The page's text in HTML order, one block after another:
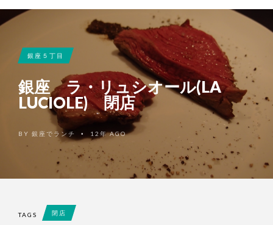
銀座５丁目
銀座 ラ・リュシオール(LA
LUCIOLE) 閉店
BY 銀座でランチ • 12年 AGO
TAGS 閉店